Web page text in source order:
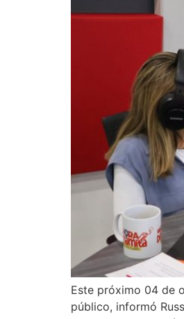
Este próximo 04 de
público, informó